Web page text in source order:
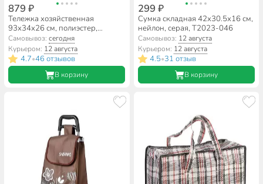
879 ₽
Тележка хозяйственная
93х34х26 см, полиэстер,
пластик, металл, 34 л, синяя, с
сумкой, складная, A150011
Самовывоз:сегодня
Курьером: 12 августа
4.7•46 отзывов
В корзину
299 ₽
Сумка складная 42х30.5х16 см,
нейлон, серая, T2023-046
Самовывоз: 12 августа
Курьером: 12 августа
4.5•31 отзыв
В корзину